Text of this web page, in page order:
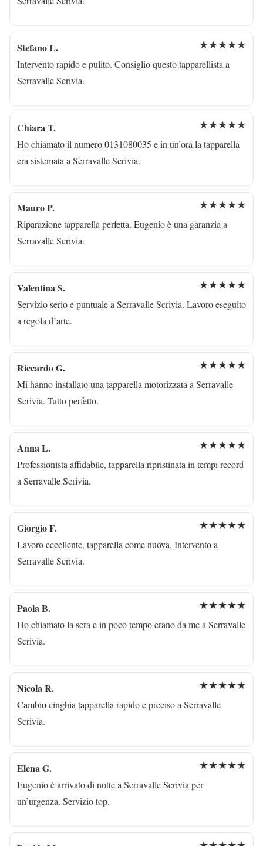
Stefano L. ★★★★★
Intervento rapido e pulito. Consiglio questo tapparellista a
Serravalle Scrivia.
Chiara T. ★★★★★
Ho chiamato il numero 0131080035 e in un’ora la tapparella
era sistemata a Serravalle Scrivia.
Mauro P. ★★★★★
Riparazione tapparella perfetta. Eugenio è una garanzia a
Serravalle Scrivia.
Valentina S. ★★★★★
Servizio serio e puntuale a Serravalle Scrivia. Lavoro eseguito
a regola d’arte.
Riccardo G. ★★★★★
Mi hanno installato una tapparella motorizzata a Serravalle
Scrivia. Tutto perfetto.
Anna L. ★★★★★
Professionista affidabile, tapparella ripristinata in tempi record
a Serravalle Scrivia.
Giorgio F. ★★★★★
Lavoro eccellente, tapparella come nuova. Intervento a
Serravalle Scrivia.
Paola B. ★★★★★
Ho chiamato la sera e in poco tempo erano da me a Serravalle
Scrivia.
Nicola R. ★★★★★
Cambio cinghia tapparella rapido e preciso a Serravalle
Scrivia.
Elena G. ★★★★★
Eugenio è arrivato di notte a Serravalle Scrivia per
un’urgenza. Servizio top.